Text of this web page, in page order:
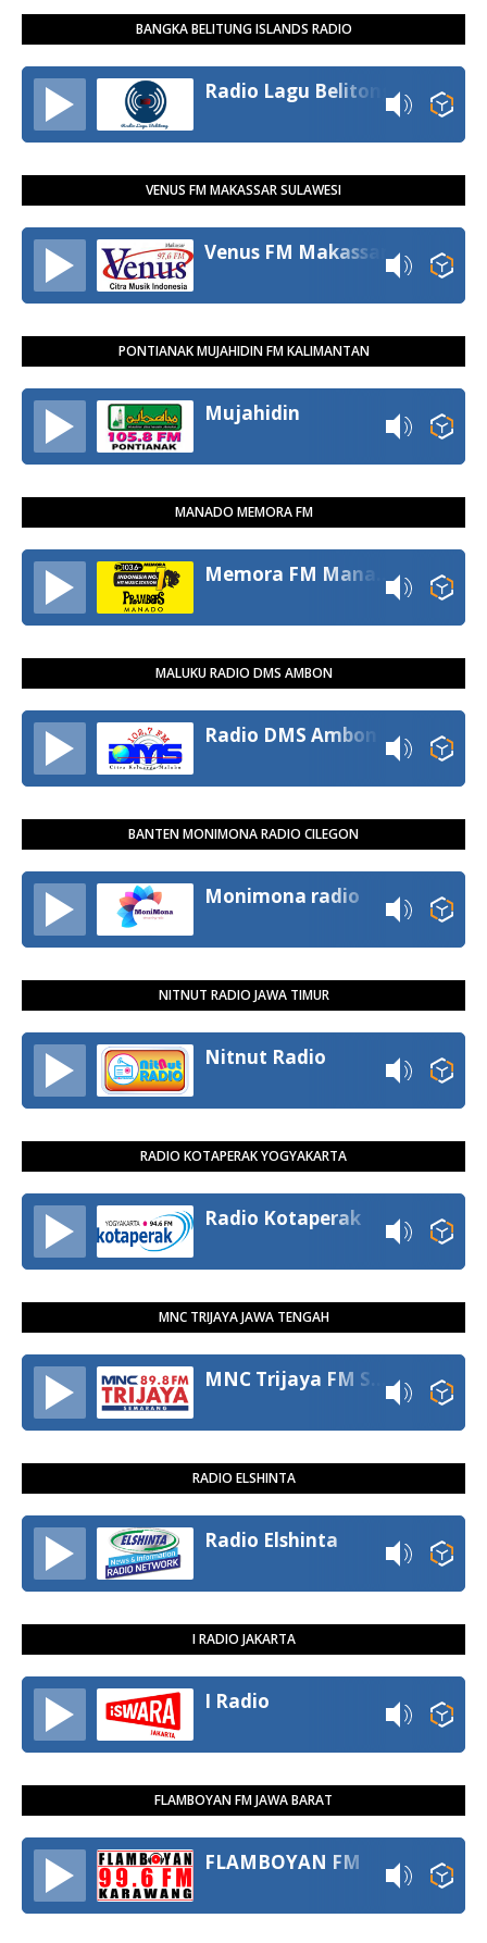
BANGKA BELITUNG ISLANDS RADIO
Radio Lagu Belitong
VENUS FM MAKASSAR SULAWESI
Venus FM Makassar
PONTIANAK MUJAHIDIN FM KALIMANTAN
Mujahidin
MANADO MEMORA FM
MALUKU RADIO DMS AMBON
Radio DMS Ambon
BANTEN MONIMONA RADIO CILEGON
Monimona radio
NITNUT RADIO JAWA TIMUR
Nitnut Radio
RADIO KOTAPERAK YOGYAKARTA
Radio Kotaperak
MNC TRIJAYA JAWA TENGAH
RADIO ELSHINTA
Radio Elshinta
I RADIO JAKARTA
I Radio
FLAMBOYAN FM JAWA BARAT
FLAMBOYAN FM